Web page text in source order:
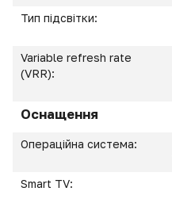
Тип підсвітки:
Variable refresh rate
(VRR):
Оснащення
Операційна система:
Smart TV: